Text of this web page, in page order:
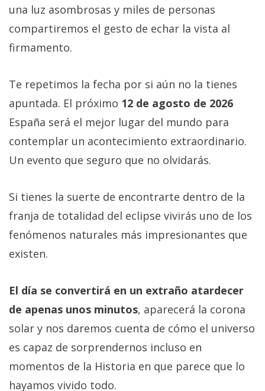
una luz asombrosas y miles de personas
compartiremos el gesto de echar la vista al
firmamento.
Te repetimos la fecha por si aún no la tienes
apuntada. El próximo 12 de agosto de 2026
España será el mejor lugar del mundo para
contemplar un acontecimiento extraordinario.
Un evento que seguro que no olvidarás.
Si tienes la suerte de encontrarte dentro de la
franja de totalidad del eclipse vivirás uno de los
fenómenos naturales más impresionantes que
existen.
El día se convertirá en un extraño atardecer
de apenas unos minutos, aparecerá la corona
solar y nos daremos cuenta de cómo el universo
es capaz de sorprendernos incluso en
momentos de la Historia en que parece que lo
hayamos vivido todo.